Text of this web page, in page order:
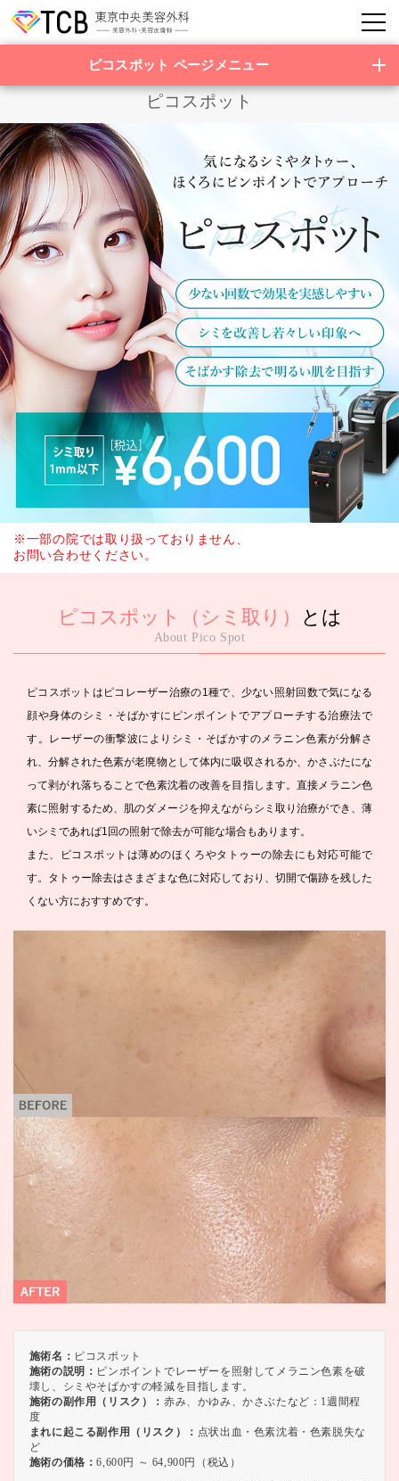
ピコスポット ページメニュー
ピコスポット
※一部の院では取り扱っておりません、
お問い合わせください。
ピコスポット（シミ取り） とは
About Pico Spot
ピコスポットはピコレーザー治療の1種で、少ない照射回数で気になる
顔や身体のシミ・そばかすにピンポイントでアプローチする治療法で
す。レーザーの衝撃波によりシミ・そばかすのメラニン色素が分解さ
れ、分解された色素が老廃物として体内に吸収されるか、かさぶたにな
って剥がれ落ちることで色素沈着の改善を目指します。直接メラニン色
素に照射するため、肌のダメージを抑えながらシミ取り治療ができ、薄
いシミであれば1回の照射で除去が可能な場合もあります。
また、ピコスポットは薄めのほくろやタトゥーの除去にも対応可能で
す。タトゥー除去はさまざまな色に対応しており、切開で傷跡を残した
くない方におすすめです。
施術名： ピコスポット
施術の説明： ピンポイントでレーザーを照射してメラニン色素を破
壊し、シミやそばかすの軽減を目指します。
施術の副作用（リスク）： 赤み、かゆみ、かさぶたなど：1週間程
度
まれに起こる副作用（リスク）： 点状出血・色素沈着・色素脱失な
ど
施術の価格：6,600円 ～ 64,900円（税込）